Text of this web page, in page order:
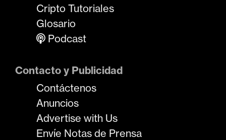
Cripto Tutoriales
Glosario
Podcast
Contacto y Publicidad
Contáctenos
Anuncios
Advertise with Us
Envíe Notas de Prensa